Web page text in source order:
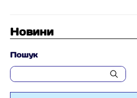
Новини
Пошук